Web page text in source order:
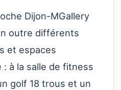
Dijon-MGallery
outre différents
et espaces
à la salle de fitness
golf 18 trous et un